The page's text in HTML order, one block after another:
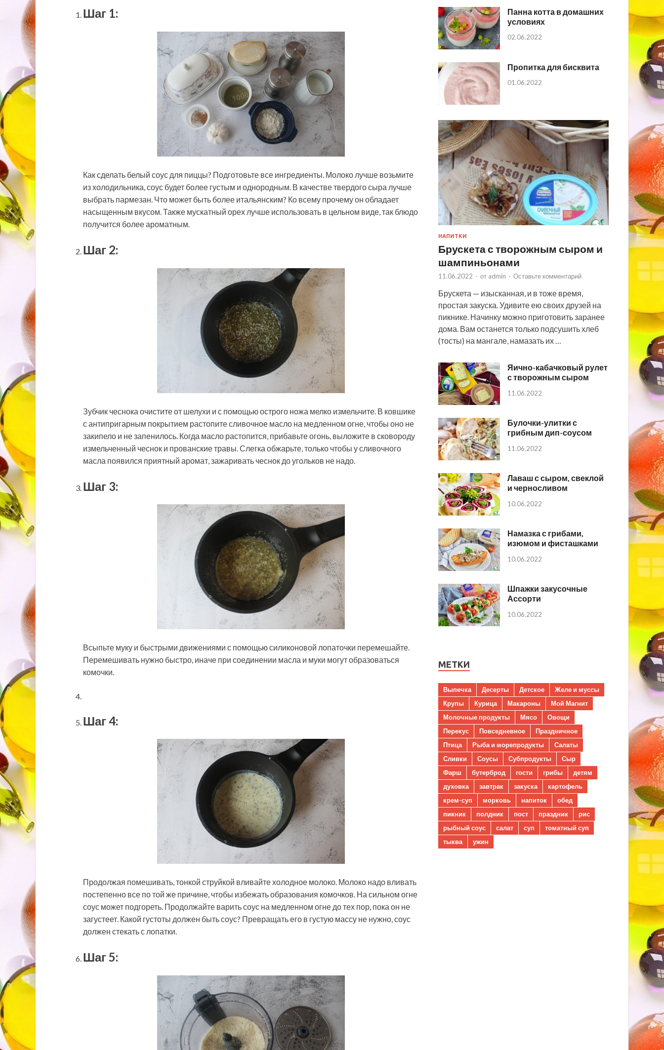
Шаг 1:
Как сделать белый соус для пиццы? Подготовьте все ингредиенты. Молоко лучше возьмите
из холодильника, соус будет более густым и однородным. В качестве твердого сыра лучше
выбрать пармезан. Что может быть более итальянским? Ко всему прочему он обладает
насыщенным вкусом. Также мускатный орех лучше использовать в цельном виде, так блюдо
получится более ароматным.
Шаг 2:
Зубчик чеснока очистите от шелухи и с помощью острого ножа мелко измельчите. В ковшике
с антипригарным покрытием растопите сливочное масло на медленном огне, чтобы оно не
закипело и не запенилось. Когда масло растопится, прибавьте огонь, выложите в сковороду
измельченный чеснок и прованские травы. Слегка обжарьте, только чтобы у сливочного
масла появился приятный аромат, зажаривать чеснок до угольков не надо.
Шаг 3:
Всыпьте муку и быстрыми движениями с помощью силиконовой лопаточки перемешайте.
Перемешивать нужно быстро, иначе при соединении масла и муки могут образоваться
комочки.
Шаг 4:
Продолжая помешивать, тонкой струйкой вливайте холодное молоко. Молоко надо вливать
постепенно все по той же причине, чтобы избежать образования комочков. На сильном огне
соус может подгореть. Продолжайте варить соус на медленном огне до тех пор, пока он не
загустеет. Какой густоты должен быть соус? Превращать его в густую массу не нужно, соус
должен стекать с лопатки.
Шаг 5:
Панна котта в домашних
условиях
02.06.2022
Пропитка для бисквита
01.06.2022
НАПИТКИ
Брускета с творожным сыром и
шампиньонами
11.06.2022 - от admin - Оставьте комментарий
Брускета — изысканная, и в тоже время,
простая закуска. Удивите ею своих друзей на
пикнике. Начинку можно приготовить заранее
дома. Вам останется только подсушить хлеб
(тосты) на мангале, намазать их …
Яично-кабачковый рулет
с творожным сыром
11.06.2022
Булочки-улитки с
грибным дип-соусом
11.06.2022
Лаваш с сыром, свеклой
и черносливом
10.06.2022
Намазка с грибами,
изюмом и фисташками
10.06.2022
Шпажки закусочные
Ассорти
10.06.2022
МЕТКИ
Выпечка Десерты Детское
Желе и муссы
Крупы
Курица Макароны
Мой Магнит
Молочные продукты
Мясо
Овощи
Перекус
Повседневное
Праздничное
Птица
Рыба и морепродукты
Салаты
Сливки
Соусы Субпродукты
Сыр
Фарш
бутерброд гости грибы
детям
духовка
завтрак закуска
картофель
крем-суп
морковь напиток
обед
пикник
полдник пост праздник
рис
рыбный соус
салат суп
томатный суп
тыква
ужин